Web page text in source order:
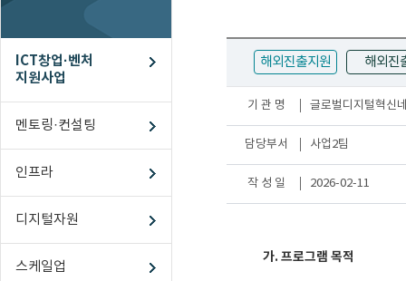
디지털자원
스케일업
해외진출
ICT창업·벤처
지원사업
멘토링·컨설팅
인프라
디지털자원
스케일업
해외진출지원 해외진
기 관 명 글로벌디지털혁신
담당부서 사업2팀
작 성 일 2026-02-11
가. 프로그램 목적